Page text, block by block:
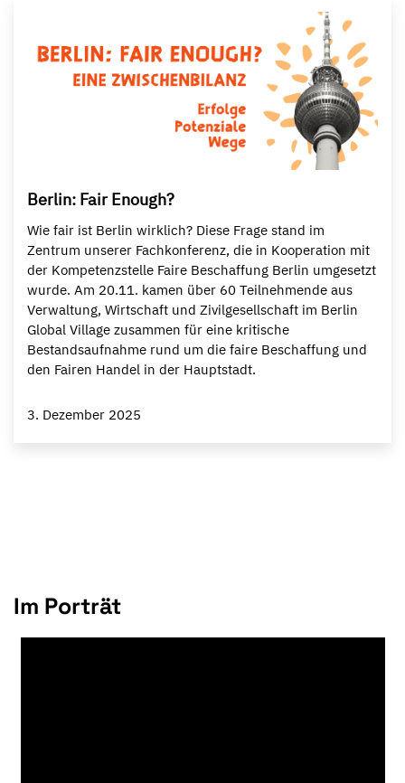
Berlin: Fair Enough?
Wie fair ist Berlin wirklich? Diese Frage stand im
Zentrum unserer Fachkonferenz, die in Kooperation mit
der Kompetenzstelle Faire Beschaffung Berlin umgesetzt
wurde. Am 20.11. kamen über 60 Teilnehmende aus
Verwaltung, Wirtschaft und Zivilgesellschaft im Berlin
Global Village zusammen für eine kritische
Bestandsaufnahme rund um die faire Beschaffung und
den Fairen Handel in der Hauptstadt.
3. Dezember 2025
Im Porträt